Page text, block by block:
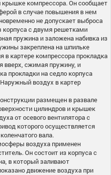
крышке компрессора. Он сообщает
в случае повышения в нем
не допускает выброса
корпуса с двумя решетками
пружина и заложена набивка из
закреплена на шпильке
картере компрессора прокладка
вверх, сжимая пружину, и
прокладки на седло корпуса
воздух в картер
размещен в развале
цилиндров и крышек
от осевого вентилятора с
которого осуществляется
вала.
воздуха применен
Он состоит из корпуса с
в который заливают
движение воздуха при